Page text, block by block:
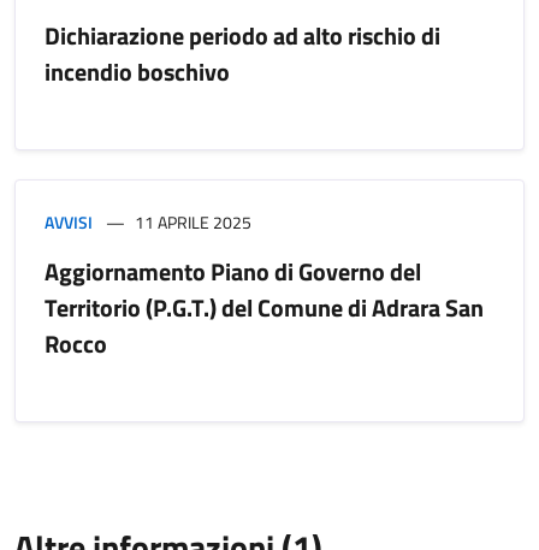
Dichiarazione periodo ad alto rischio di
incendio boschivo
AVVISI 11 APRILE 2025
Aggiornamento Piano di Governo del
Territorio (P.G.T.) del Comune di Adrara San
Rocco